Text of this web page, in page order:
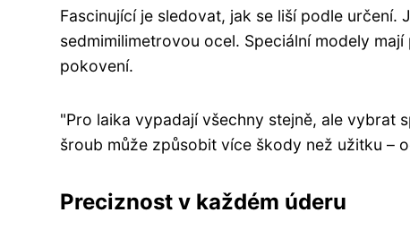
Fascinující je sledovat, jak se liší podle
sedmimilimetrovou ocel. Speciální modely
pokovení.
"Pro laika vypadají všechny stejně, ale vybrat
šroub může způsobit více škody než užitku –
Preciznost v každém úderu